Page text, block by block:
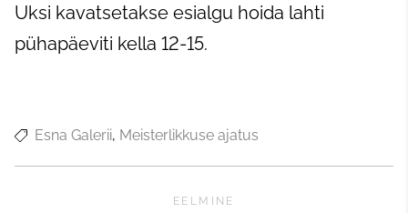
Uksi kavatsetakse esialgu hoida lahti
pühapäeviti kella 12-15.
Esna Galerii Meisterlikkuse ajatus
EELMINE